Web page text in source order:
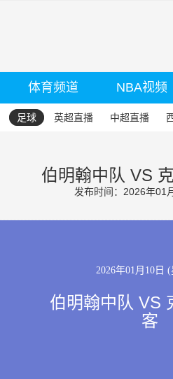
体育频道 NBA视频
足球 英超直播 中超直播
伯明翰中队 VS
发布时间：2026年01
2026年01月10日
伯明翰中队 VS
客